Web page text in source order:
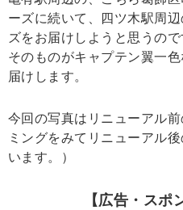
ーズに続いて、四ツ木駅周
ズをお届けしようと思うの
そのものがキャプテン翼一
届けします。
今回の写真はリニューアル
ミングをみてリニューアル
います。）
【広告・スポ